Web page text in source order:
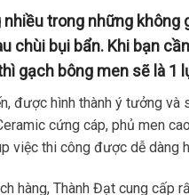
trong những không
chùi bụi bẩn. Khi bạn
gạch bông men sẽ là 1
được hình thành ý tưởng
cứng cáp, phủ men
việc thi công được dễ dàng
hàng, Thành Đạt cung cấp